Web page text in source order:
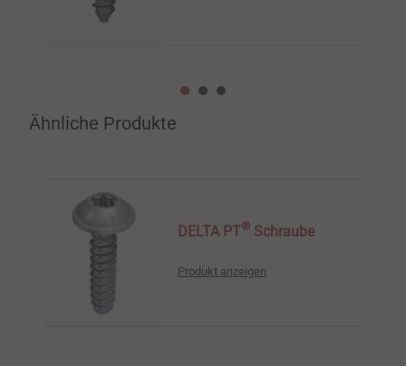
Ähnliche Produkte
DELTA PT®Schraube
Produkt anzeigen